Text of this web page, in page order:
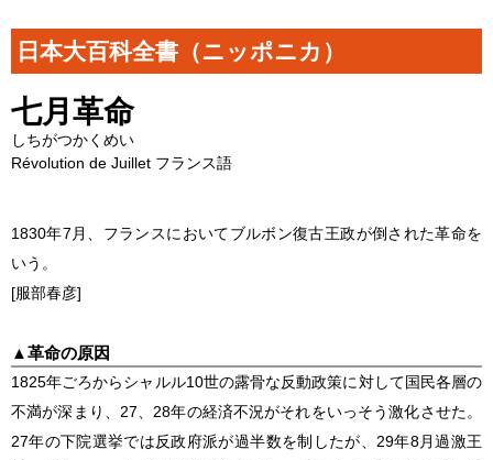
日本大百科全書（ニッポニカ）
七月革命
しちがつかくめい
Révolution de Juillet フランス語
1830年7月、フランスにおいてブルボン復古王政が倒された革命を
いう。
[服部春彦]
▲革命の原因
1825年ごろからシャルル10世の露骨な反動政策に対して国民各層の
不満が深まり、27、28年の経済不況がそれをいっそう激化させた。
27年の下院選挙では反政府派が過半数を制したが、29年8月過激王